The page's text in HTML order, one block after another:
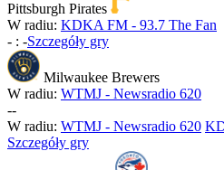
Pittsburgh Pirates
W radiu: KDKA FM - 93.7 The Fan
- : -Szczegóły gry
Milwaukee Brewers
W radiu: WTMJ - Newsradio 620
--
W radiu: WTMJ - Newsradio 620
Szczegóły gry